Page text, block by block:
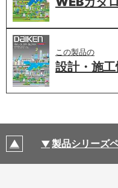
この製品の
設計・施
製品シリーズ